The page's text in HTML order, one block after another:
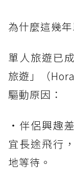
為什麼這幾
單人旅遊已
旅遊」（
驅動原因：
・伴侶興趣
宜長途飛行
地等待。